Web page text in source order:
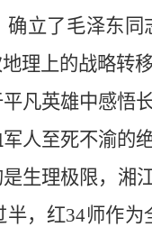
立了毛泽东
理上的战略转
凡英雄中感悟
军人至死不渝的
生理极限，湘
，红34师作